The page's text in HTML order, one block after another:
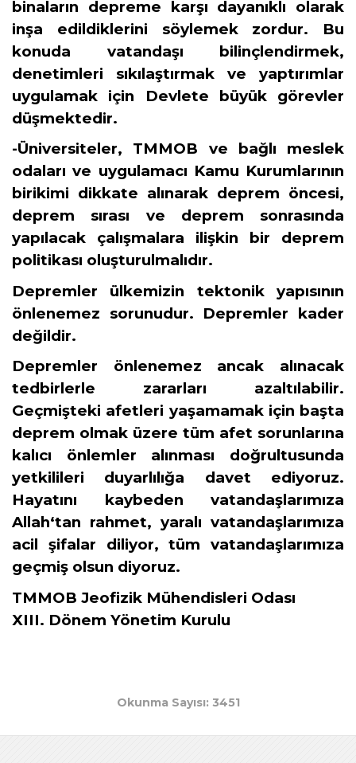
binaların depreme karşı dayanıklı olarak
inşa edildiklerini söylemek zordur. Bu
konuda vatandaşı bilinçlendirmek,
denetimleri sıkılaştırmak ve yaptırımlar
uygulamak için Devlete büyük görevler
düşmektedir.
-Üniversiteler, TMMOB ve bağlı meslek
odaları ve uygulamacı Kamu Kurumlarının
birikimi dikkate alınarak deprem öncesi,
deprem sırası ve deprem sonrasında
yapılacak çalışmalara ilişkin bir deprem
politikası oluşturulmalıdır.
Depremler ülkemizin tektonik yapısının
önlenemez sorunudur. Depremler kader
değildir.
Depremler önlenemez ancak alınacak
tedbirlerle zararları azaltılabilir.
Geçmişteki afetleri yaşamamak için başta
deprem olmak üzere tüm afet sorunlarına
kalıcı önlemler alınması doğrultusunda
yetkilileri duyarlılığa davet ediyoruz.
Hayatını kaybeden vatandaşlarımıza
Allah‘tan rahmet, yaralı vatandaşlarımıza
acil şifalar diliyor, tüm vatandaşlarımıza
geçmiş olsun diyoruz.
TMMOB Jeofizik Mühendisleri Odası
XIII. Dönem Yönetim Kurulu
Okunma Sayısı: 3451